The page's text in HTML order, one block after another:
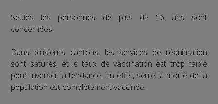
Seules les personnes de plus de 16 ans sont
concernées.
Dans plusieurs cantons, les services de réanimation
sont saturés, et le taux de vaccination est trop faible
pour inverser la tendance. En effet, seule la moitié de la
population est complètement vaccinée.